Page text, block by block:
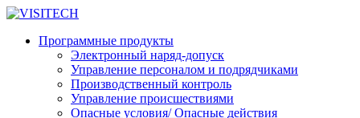
Программные продукты
Электронный наряд-допуск
Управление персоналом и подрядчиками
Производственный контроль
Управление происшествиями
Опасные условия/ Опасные действия